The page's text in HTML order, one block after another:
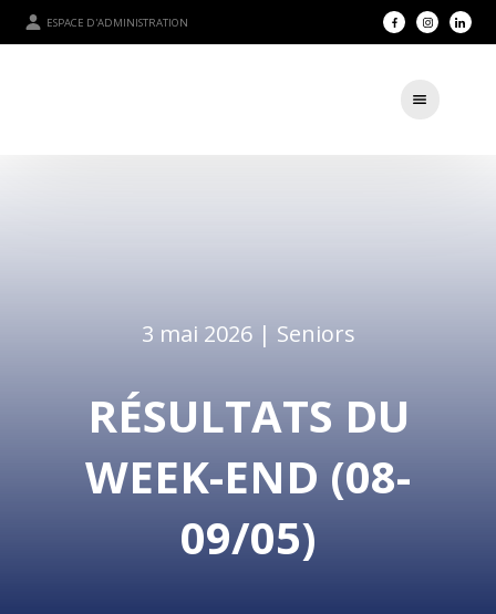
ESPACE D'ADMINISTRATION
3 mai 2026 | Seniors
RÉSULTATS DU
WEEK-END (08-
09/05)